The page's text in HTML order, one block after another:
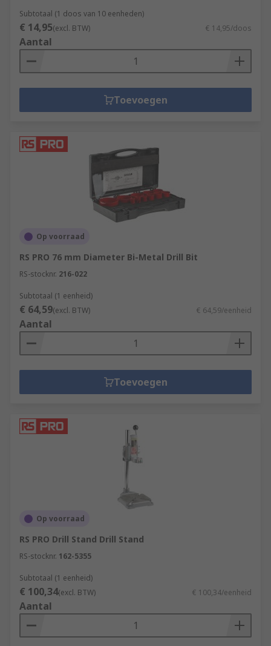
Subtotaal (1 doos van 10 eenheden)
€ 14,95(excl. BTW) € 14,95/doos
Aantal
Toevoegen
Op voorraad
RS PRO 76 mm Diameter Bi-Metal Drill Bit
RS-stocknr. 216-022
Subtotaal (1 eenheid)
€ 64,59(excl. BTW) € 64,59/eenheid
Aantal
Toevoegen
Op voorraad
RS PRO Drill Stand Drill Stand
RS-stocknr. 162-5355
Subtotaal (1 eenheid)
€ 100,34(excl. BTW) € 100,34/eenheid
Aantal